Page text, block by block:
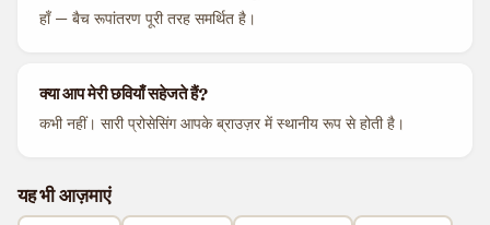
हाँ — बैच रूपांतरण पूरी तरह समर्थित है।
क्या आप मेरी छवियाँ सहेजते हैं?
कभी नहीं। सारी प्रोसेसिंग आपके ब्राउज़र में स्थानीय रूप से होती है।
यह भी आज़माएं